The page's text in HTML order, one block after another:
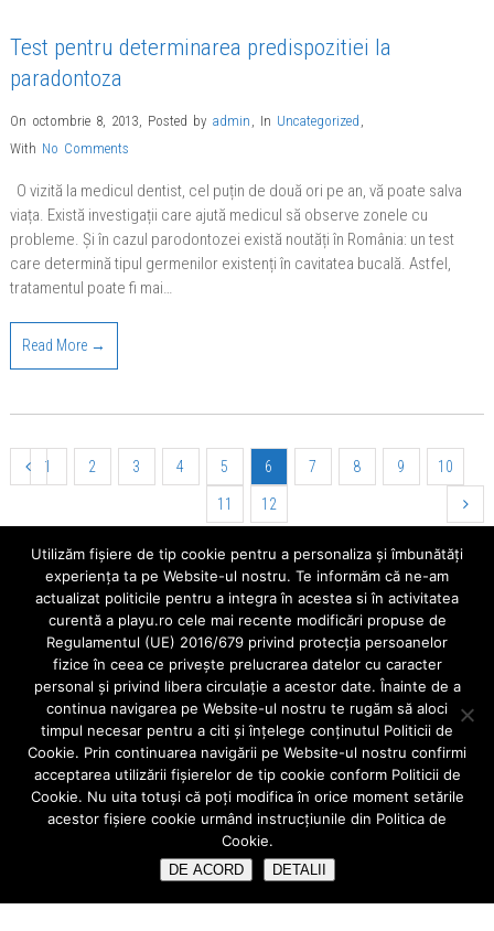
Test pentru determinarea predispozitiei la
paradontoza
On octombrie 8, 2013, Posted by admin , In Uncategorized ,
With No Comments
O vizită la medicul dentist, cel puțin de două ori pe an, vă poate salva
viața. Există investigații care ajută medicul să observe zonele cu
probleme. Și în cazul parodontozei există noutăți în România: un test
care determină tipul germenilor existenți în cavitatea bucală. Astfel,
tratamentul poate fi mai…
Read More →
1 2 3 4 5 6 7 8 9 10
11 12
Cauta
Ultimele Articole
Aparatele mobile
Când alegem o fațeta dentară?
Implant sau punte dentara ?
IMPLANT DENTAR vs COROANA DENTARA/PUNTE CLASICA
Ce înseamnă urgentă stomatologica?
Utilizăm fişiere de tip cookie pentru a personaliza și îmbunătăți
experiența ta pe Website-ul nostru. Te informăm că ne-am
actualizat politicile pentru a integra în acestea si în activitatea
curentă a playu.ro cele mai recente modificări propuse de
Regulamentul (UE) 2016/679 privind protecția persoanelor
fizice în ceea ce privește prelucrarea datelor cu caracter
personal și privind libera circulație a acestor date. Înainte de a
continua navigarea pe Website-ul nostru te rugăm să aloci
timpul necesar pentru a citi și înțelege conținutul Politicii de
Cookie. Prin continuarea navigării pe Website-ul nostru confirmi
acceptarea utilizării fişierelor de tip cookie conform Politicii de
Cookie. Nu uita totuși că poți modifica în orice moment setările
acestor fişiere cookie urmând instrucțiunile din Politica de
Cookie.
DE ACORD DETALII